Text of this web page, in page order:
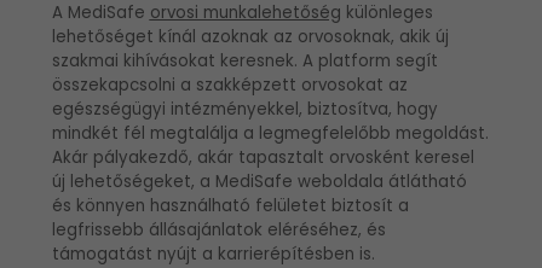
A MediSafe orvosi munkalehetőség különleges
lehetőséget kínál azoknak az orvosoknak, akik új
szakmai kihívásokat keresnek. A platform segít
összekapcsolni a szakképzett orvosokat az
egészségügyi intézményekkel, biztosítva, hogy
mindkét fél megtalálja a legmegfelelőbb megoldást.
Akár pályakezdő, akár tapasztalt orvosként keresel
új lehetőségeket, a MediSafe weboldala átlátható
és könnyen használható felületet biztosít a
legfrissebb állásajánlatok eléréséhez, és
támogatást nyújt a karrierépítésben is.